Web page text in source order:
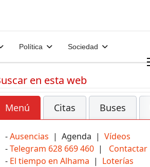
Política Sociedad
en esta web
Menú Citas Buses
-Ausencias | Agenda | Vídeos
-Telegram 628 669 460 | Contactar
- El tiempo en Alhama | Loterías